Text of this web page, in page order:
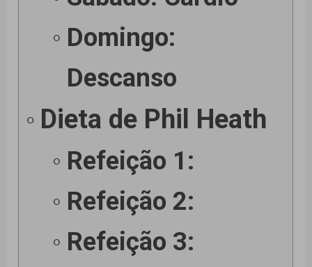
Domingo:
Descanso
Dieta de Phil Heath
Refeição 1:
Refeição 2:
Refeição 3: